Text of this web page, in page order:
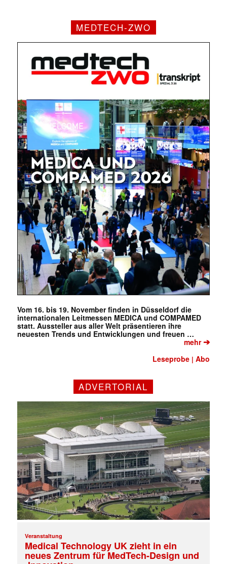
MEDTECH-ZWO
Vom 16. bis 19. November finden in Düsseldorf die
internationalen Leitmessen MEDICA und COMPAMED
statt. Aussteller aus aller Welt präsentieren ihre
neuesten Trends und Entwicklungen und freuen …
mehr➔
Leseprobe |Abo
ADVERTORIAL
Veranstaltung
Medical Technology UK zieht in ein
neues Zentrum für MedTech-Design und